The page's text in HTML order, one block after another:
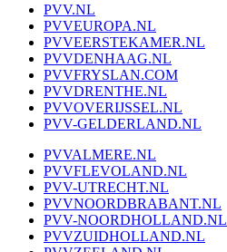
PVV.NL
PVVEUROPA.NL
PVVEERSTEKAMER.NL
PVVDENHAAG.NL
PVVFRYSLAN.COM
PVVDRENTHE.NL
PVVOVERIJSSEL.NL
PVV-GELDERLAND.NL
PVVALMERE.NL
PVVFLEVOLAND.NL
PVV-UTRECHT.NL
PVVNOORDBRABANT.NL
PVV-NOORDHOLLAND.NL
PVVZUIDHOLLAND.NL